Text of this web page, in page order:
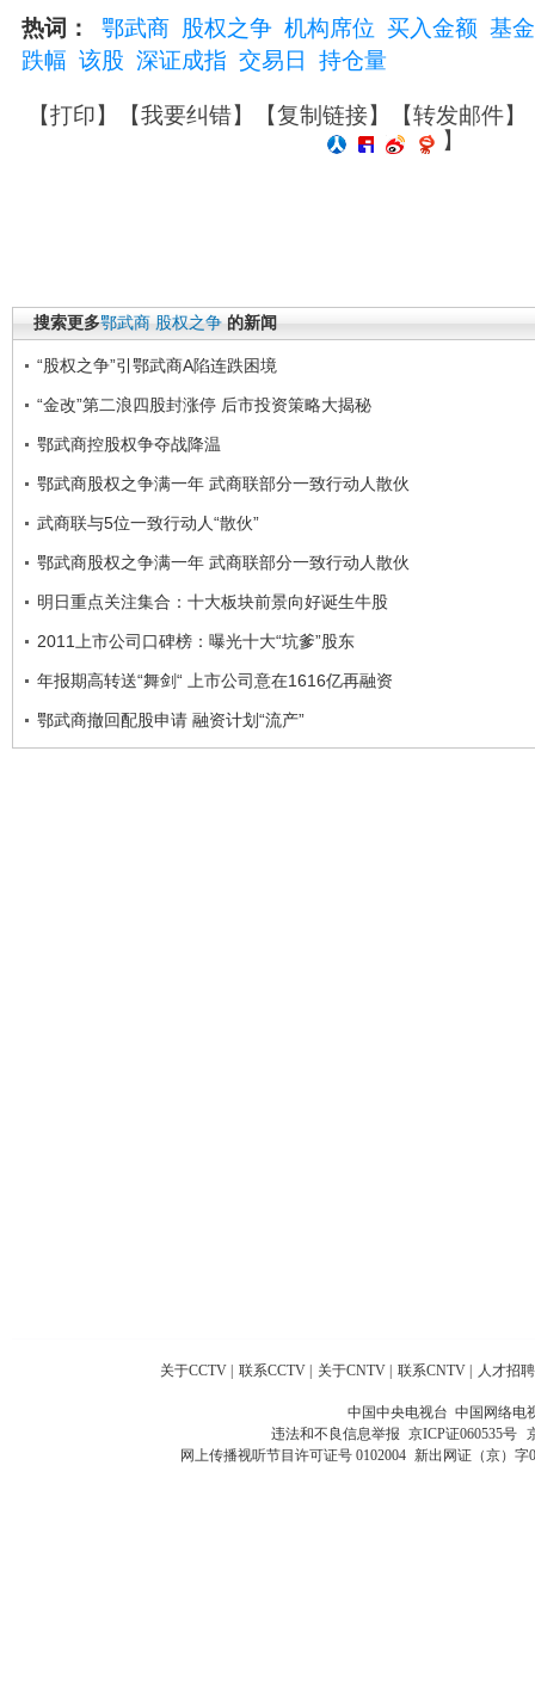
热词： 鄂武商 股权之争 机构席位 买入金额 基
跌幅 该股 深证成指 交易日 持仓量
【打印】【我要纠错】【复制链接】【转发邮件】
】
搜索更多鄂武商 股权之争 的新闻
“股权之争”引鄂武商A陷连跌困境
“金改”第二浪四股封涨停 后市投资策略大揭秘
鄂武商控股权争夺战降温
鄂武商股权之争满一年 武商联部分一致行动人散伙
武商联与5位一致行动人“散伙”
鄂武商股权之争满一年 武商联部分一致行动人散伙
明日重点关注集合：十大板块前景向好诞生牛股
2011上市公司口碑榜：曝光十大“坑爹”股东
年报期高转送“舞剑“ 上市公司意在1616亿再融资
鄂武商撤回配股申请 融资计划“流产”
关于CCTV 联系CCTV 关于CNTV 联系CNTV 人才招聘
中国中央电视台 中国网络电
违法和不良信息举报 京ICP证060535号
网上传播视听节目许可证号 0102004 新出网证（京）